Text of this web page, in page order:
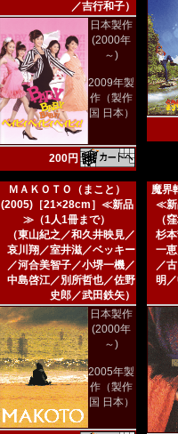
／吉行和子）
日本製作
(2000年
～)
2009年製
作（製作
国 日本）
200円
ＭＡＫＯＴＯ（まこと）
(2005)［21×28cm］≪新品
≫（1人1冊まで）
（東山紀之／和久井映見／
哀川翔／室井滋／ベッキー
／河合美智子／小堺一機／
中島啓江／別所哲也／佐野
史郎／武田鉄矢）
日本製作
(2000年
～)
2005年製
作（製作
国 日本）
魔界
≪新
（
杉
一
／
明